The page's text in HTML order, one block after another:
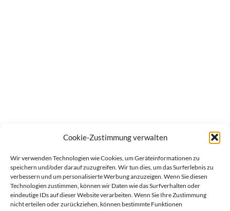
Cookie-Zustimmung verwalten
Wir verwenden Technologien wie Cookies, um Geräteinformationen zu
speichern und/oder darauf zuzugreifen. Wir tun dies, um das Surferlebnis zu
verbessern und um personalisierte Werbung anzuzeigen. Wenn Sie diesen
Technologien zustimmen, können wir Daten wie das Surfverhalten oder
eindeutige IDs auf dieser Website verarbeiten. Wenn Sie Ihre Zustimmung
nicht erteilen oder zurückziehen, können bestimmte Funktionen